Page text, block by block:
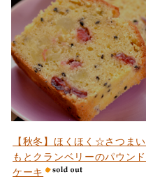
【秋冬】ほくほく☆さつまい
もとクランベリーのパウンド
ケーキ